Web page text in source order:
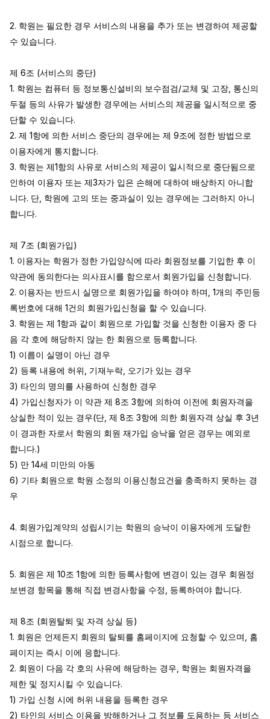
2. 학원는 필요한 경우 서비스의 내용을 추가 또는 변경하여 제공할
수 있습니다.
제 6조 (서비스의 중단)
1. 학원는 컴퓨터 등 정보통신설비의 보수점검/교체 및 고장, 통신의
두절 등의 사유가 발생한 경우에는 서비스의 제공을 일시적으로 중
단할 수 있습니다.
2. 제 1항에 의한 서비스 중단의 경우에는 제 9조에 정한 방법으로
이용자에게 통지합니다.
3. 학원는 제1항의 사유로 서비스의 제공이 일시적으로 중단됨으로
인하여 이용자 또는 제3자가 입은 손해에 대하여 배상하지 아니합
니다. 단, 학원에 고의 또는 중과실이 있는 경우에는 그러하지 아니
합니다.
제 7조 (회원가입)
1. 이용자는 학원가 정한 가입양식에 따라 회원정보를 기입한 후 이
약관에 동의한다는 의사표시를 함으로서 회원가입을 신청합니다.
2. 이용자는 반드시 실명으로 회원가입을 하여야 하며, 1개의 주민등
록번호에 대해 1건의 회원가입신청을 할 수 있습니다.
3. 학원는 제 1항과 같이 회원으로 가입할 것을 신청한 이용자 중 다
음 각 호에 해당하지 않는 한 회원으로 등록합니다.
1) 이름이 실명이 아닌 경우
2) 등록 내용에 허위, 기재누락, 오기가 있는 경우
3) 타인의 명의를 사용하여 신청한 경우
4) 가입신청자가 이 약관 제 8조 3항에 의하여 이전에 회원자격을
상실한 적이 있는 경우(단, 제 8조 3항에 의한 회원자격 상실 후 3년
이 경과한 자로서 학원의 회원 재가입 승낙을 얻은 경우는 예외로
합니다.)
5) 만 14세 미만의 아동
6) 기타 회원으로 학원 소정의 이용신청요건을 충족하지 못하는 경
우
4. 회원가입계약의 성립시기는 학원의 승낙이 이용자에게 도달한
시점으로 합니다.
5. 회원은 제 10조 1항에 의한 등록사항에 변경이 있는 경우 회원정
보변경 항목을 통해 직접 변경사항을 수정, 등록하여야 합니다.
제 8조 (회원탈퇴 및 자격 상실 등)
1. 회원은 언제든지 회원의 탈퇴를 홈페이지에 요청할 수 있으며, 홈
페이지는 즉시 이에 응합니다.
2. 회원이 다음 각 호의 사유에 해당하는 경우, 학원는 회원자격을
제한 및 정지시킬 수 있습니다.
1) 가입 신청 시에 허위 내용을 등록한 경우
2) 타인의 서비스 이용을 방해하거나 그 정보를 도용하는 등 서비스